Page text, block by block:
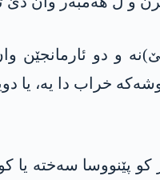
و دو ئارمانجێن
خراب دا یە، یا
پێنووسا سەختە یا